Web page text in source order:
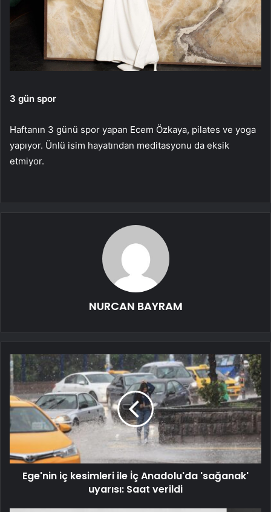
3 gün spor
Haftanın 3 günü spor yapan Ecem Özkaya, pilates ve yoga
yapıyor. Ünlü isim hayatından meditasyonu da eksik
etmiyor.
NURCAN BAYRAM
Ege'nin iç kesimleri ile İç Anadolu'da 'sağanak'
uyarısı: Saat verildi